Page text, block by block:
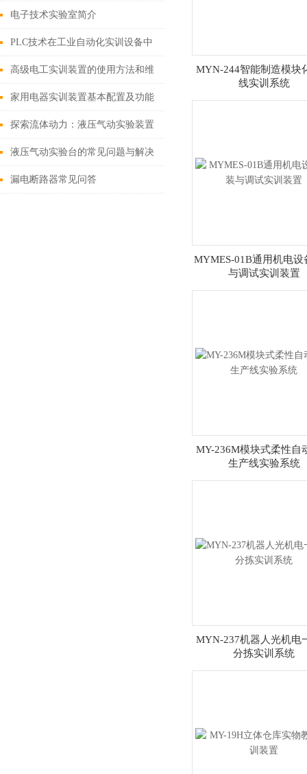
电气技能训练平台的关键要素
电子技术实验室简介
PLC技术在工业自动化实训设备中
的作用
高级电工实训装置的使用方法和维
护技巧
家用电器实训装置基本配置及功能
探索流体动力：液压气动实验装置
的设计与操作
液压气动实验台的常见问题与解决
方案
漏电断路器常见问答
MYN-244智能制造模块
线实训系统
MYMES-01B通用机电设
与调试实训装置
MY-236M模块式柔性自
生产线实验系统
MYN-237机器人光机电
分拣实训系统